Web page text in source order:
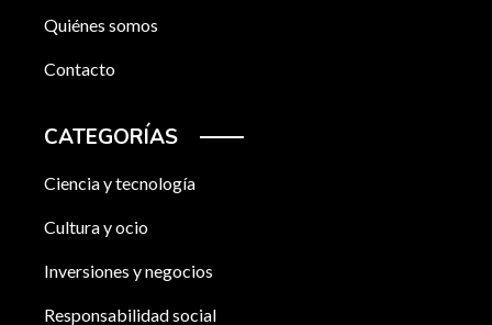
Quiénes somos
Contacto
CATEGORÍAS
Ciencia y tecnología
Cultura y ocio
Inversiones y negocios
Responsabilidad social